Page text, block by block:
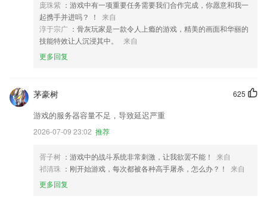
庞珠紫 ：游戏中有一项重要任务需要我们合作完成，你愿意和我一
起携手并进吗？ ！
来自
淳于宗广 ：骨灰玩家是一款令人上瘾的游戏，精美的画面和华丽的
技能特效让人沉浸其中。
来自
更多回复
625
茅豪树
游戏的服务器容量不足，导致延迟严重
2026-07-09 23:02 推荐
胥子树 ：游戏中的战斗系统非常刺激，让我欲罢不能！
来自
祁清珠 ：刚开始游戏，每次都被各种高手屠杀，怎么办？！
来自
更多回复